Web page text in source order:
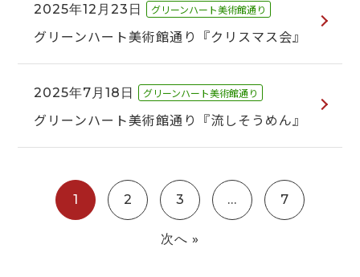
2025年12月23日 グリーンハート美術館通り
グリーンハート美術館通り『クリスマス会』
2025年7月18日 グリーンハート美術館通り
グリーンハート美術館通り『流しそうめん』
1 2 3 … 7
次へ »